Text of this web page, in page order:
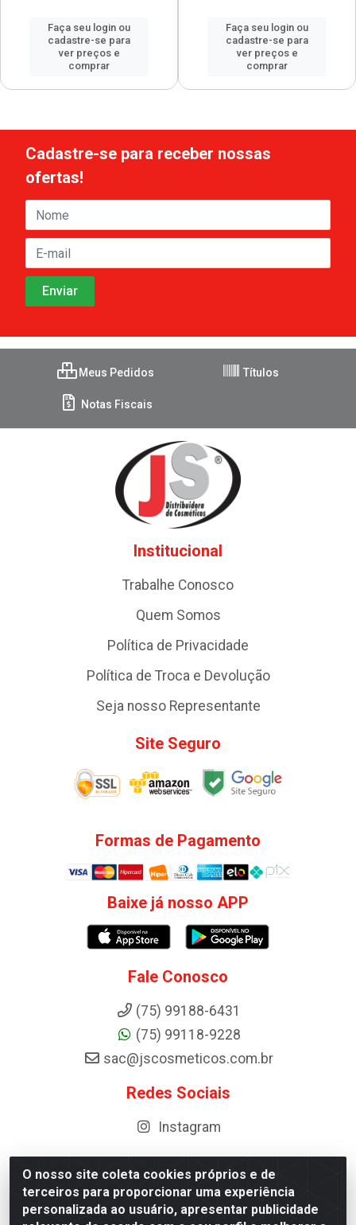
Faça seu login ou
cadastre-se para
ver preços e
comprar
Faça seu login ou
cadastre-se para
ver preços e
comprar
O nosso site coleta cookies próprios e de
terceiros para proporcionar uma experiência
personalizada ao usuário, apresentar publicidade
Cadastre-se para receber nossas
ofertas!
Meus Pedidos Títulos
Notas Fiscais
Institucional
Trabalhe Conosco
Quem Somos
Política de Privacidade
Política de Troca e Devolução
Seja nosso Representante
Site Seguro
Formas de Pagamento
Baixe já nosso APP
Fale Conosco
(75) 99188-6431
(75) 99118-9228
sac@jscosmeticos.com.br
Redes Sociais
Instagram
Distribuidora de Cosméticos Antoneto LTDA - BA-052,
km 87 - Industrial, Ipirá - BA, 44600-000 - CNPJ